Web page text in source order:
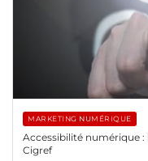
MARKETING NUMÉRIQUE
Accessibilité numérique :
Cigref